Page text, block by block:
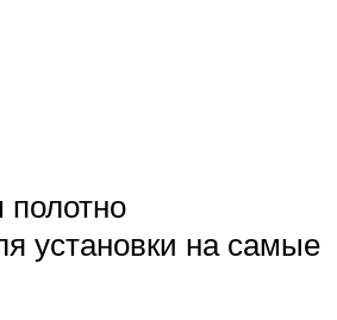
установки на самые